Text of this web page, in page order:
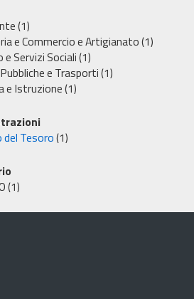
(1)
e Commercio e Artigianato(1)
e Servizi Sociali(1)
e Trasporti(1)
e Istruzione(1)
Tesoro(1)
(1)